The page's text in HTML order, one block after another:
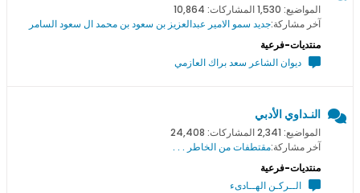
المواضيع: 1,530 المشاركات: 10,864
آخر مشاركة:جديد سمو اﻻمير عبدالعزيز بن سعود بن محمد ال سعود السامر
منتديات-فرعية
ديوان الشاعر سعد براك العازمي
النـداوي الأدبي
المواضيع: 2,341 المشاركات: 24,408
آخر مشاركة:مقتطفات من الخاطر . . .
منتديات-فرعية
الــركـن الهــادىء